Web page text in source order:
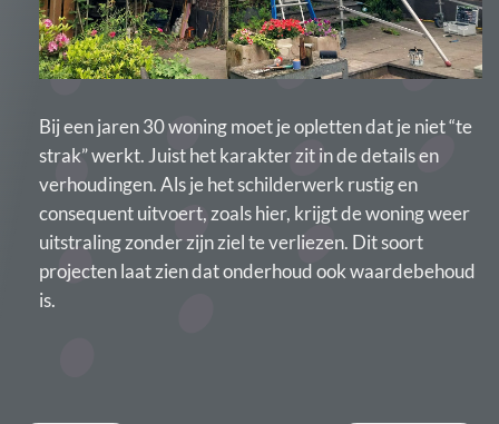
Bij een jaren 30 woning moet je opletten dat je niet “te
strak” werkt. Juist het karakter zit in de details en
verhoudingen. Als je het schilderwerk rustig en
consequent uitvoert, zoals hier, krijgt de woning weer
uitstraling zonder zijn ziel te verliezen. Dit soort
projecten laat zien dat onderhoud ook waardebehoud
is.